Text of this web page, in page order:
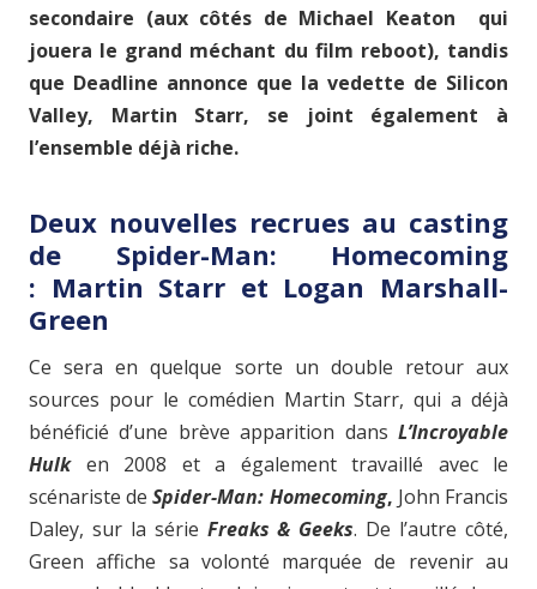
secondaire (aux côtés de Michael Keaton qui
jouera le grand méchant du film reboot), tandis
que Deadline annonce que la vedette de Silicon
Valley, Martin Starr, se joint également à
l’ensemble déjà riche.
Deux nouvelles recrues au casting
de Spider-Man: Homecoming
: Martin Starr et Logan Marshall-
Green
Ce sera en quelque sorte un double retour aux
sources pour le comédien Martin Starr, qui a déjà
bénéficié d’une brève apparition dans L’Incroyable
Hulken 2008 et a également travaillé avec le
scénariste deSpider-Man: Homecoming, John Francis
Daley, sur la série Freaks & Geeks. De l’autre côté,
Green affiche sa volonté marquée de revenir au